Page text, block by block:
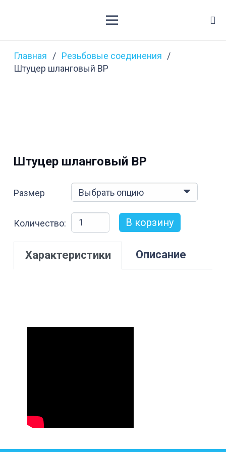
Главная / Резьбовые соединения /
Штуцер шланговый ВР
Штуцер шланговый ВР
Размер
Количество:
Количество
товара
Штуцер
шланговый
В корзину
Характеристики Описание